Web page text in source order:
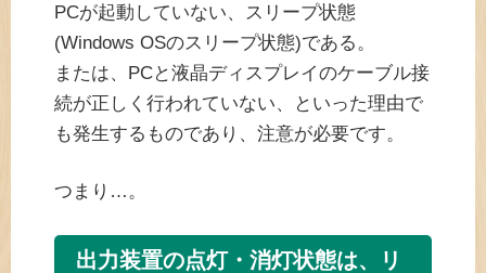
PCが起動していない、スリープ状態
(Windows OSのスリープ状態)である。
または、PCと液晶ディスプレイのケーブル接
続が正しく行われていない、といった理由で
も発生するものであり、注意が必要です。
つまり…。
出力装置の点灯・消灯状態は、リ